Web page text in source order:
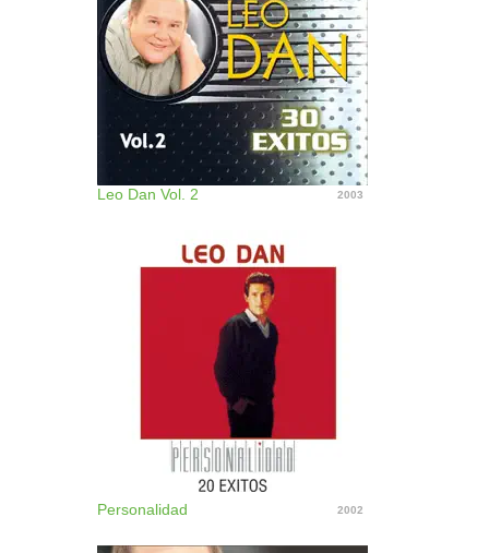
Leo Dan Vol. 2 2003
Personalidad 2002